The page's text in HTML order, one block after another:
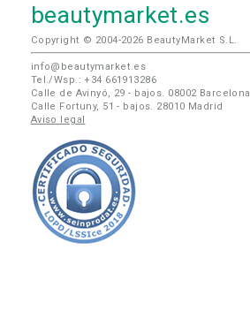
beautymarket.es
Copyright © 2004-2026 BeautyMarket S.L.
info@beautymarket.es
Tel./Wsp.: +34 661913286
Calle de Avinyó, 29 - bajos. 08002 Barcelona
Calle Fortuny, 51 - bajos. 28010 Madrid
Aviso legal